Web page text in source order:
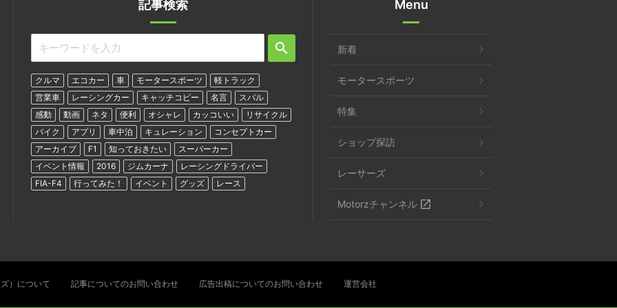
記事検索
クルマ エコカー 車 モータースポーツ
軽トラック
営業車
レーシングカー キャッチコピー 名言
スバル
感動
動画 ネタ 便利 オシャレ カッコいい
リサイクル
バイク
アプリ 車中泊 キュレーション
コンセプトカー
アーカイブ
F1 知っておきたい
スーパーカー
イベント情報
2016 ジムカーナ
レーシングドライバー
FIA-F4
行ってみた！ イベント グッズ レース
Menu
新着
モータースポーツ
特集
ショップ探訪
レーサーズ
Motorzチャンネル
）について 記事についてのお問い合わせ 広告出稿についてのお問い合わせ 運営会社